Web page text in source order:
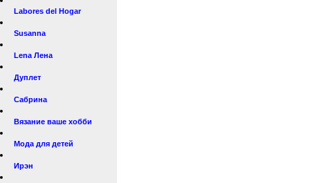
Labores del Hogar
Susanna
Lena Лена
Дуплет
Сабрина
Вязание ваше хобби
Мода для детей
Ирэн